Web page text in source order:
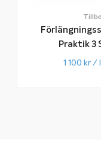
Praktik 3
1 100 kr/